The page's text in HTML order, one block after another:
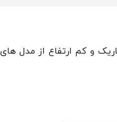
و کم ارتفاع از مدل های